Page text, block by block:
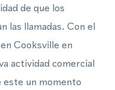
de que los
las llamadas. Con el
Cooksville en
actividad comercial
este un momento